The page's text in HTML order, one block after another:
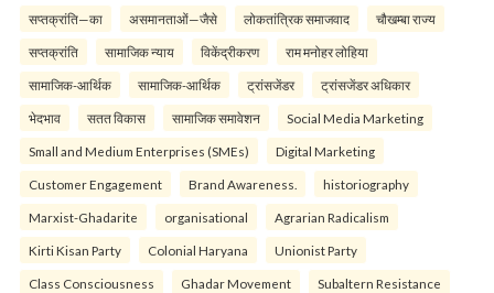
सप्तक्रांति—का असमानताओं—जैसे लोकतांत्रिक समाजवाद चौखम्बा राज्य
सप्तक्रांति सामाजिक न्याय विकेंद्रीकरण राम मनोहर लोहिया
सामाजिक-आर्थिक सामाजिक-आर्थिक ट्रांसजेंडर ट्रांसजेंडर अधिकार
भेदभाव सतत विकास सामाजिक समावेशन Social Media Marketing
Small and Medium Enterprises (SMEs) Digital Marketing
Customer Engagement Brand Awareness. historiography
Marxist-Ghadarite organisational Agrarian Radicalism
Kirti Kisan Party Colonial Haryana Unionist Party
Class Consciousness Ghadar Movement Subaltern Resistance